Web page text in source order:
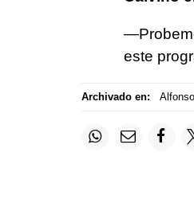
este
Archivado en: